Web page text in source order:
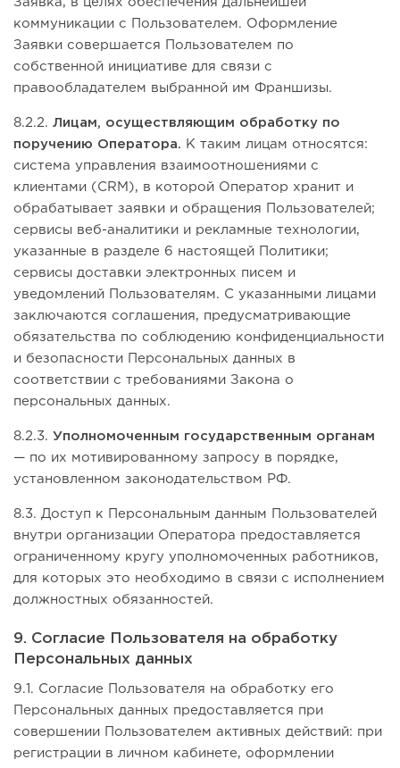
коммуникации с Пользователем. Оформление
Заявки совершается Пользователем по
собственной инициативе для связи с
правообладателем выбранной им Франшизы.
8.2.2. Лицам, осуществляющим обработку по
поручению Оператора. К таким лицам относятся:
система управления взаимоотношениями с
клиентами (CRM), в которой Оператор хранит и
обрабатывает заявки и обращения Пользователей;
сервисы веб-аналитики и рекламные технологии,
указанные в разделе 6 настоящей Политики;
сервисы доставки электронных писем и
уведомлений Пользователям. С указанными лицами
заключаются соглашения, предусматривающие
обязательства по соблюдению конфиденциальности
и безопасности Персональных данных в
соответствии с требованиями Закона о
персональных данных.
8.2.3. Уполномоченным государственным органам
— по их мотивированному запросу в порядке,
установленном законодательством РФ.
8.3. Доступ к Персональным данным Пользователей
внутри организации Оператора предоставляется
ограниченному кругу уполномоченных работников,
для которых это необходимо в связи с исполнением
должностных обязанностей.
9. Согласие Пользователя на обработку
Персональных данных
9.1. Согласие Пользователя на обработку его
Персональных данных предоставляется при
совершении Пользователем активных действий: при
регистрации в личном кабинете, оформлении